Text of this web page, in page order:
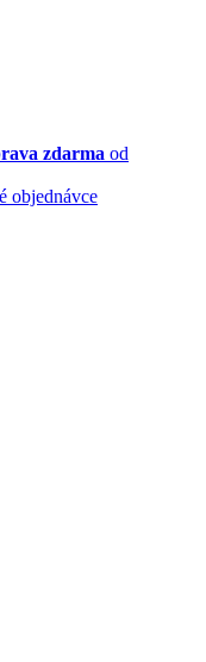
zdarma od
objednávce